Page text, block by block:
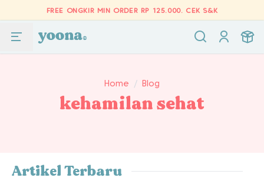
FREE ONGKIR MIN ORDER RP 125.000. CEK S&K
Home / Blog
kehamilan sehat
Artikel Terbaru